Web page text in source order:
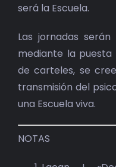
será la Escuela.
Las jornadas
mediante la
de carteles, se
transmisión del
una Escuela viva.
NOTAS